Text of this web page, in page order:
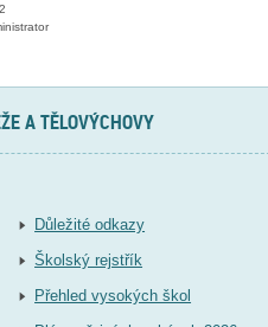
A TĚLOVÝCHOVY
Důležité odkazy
Školský rejstřík
Přehled vysokých škol